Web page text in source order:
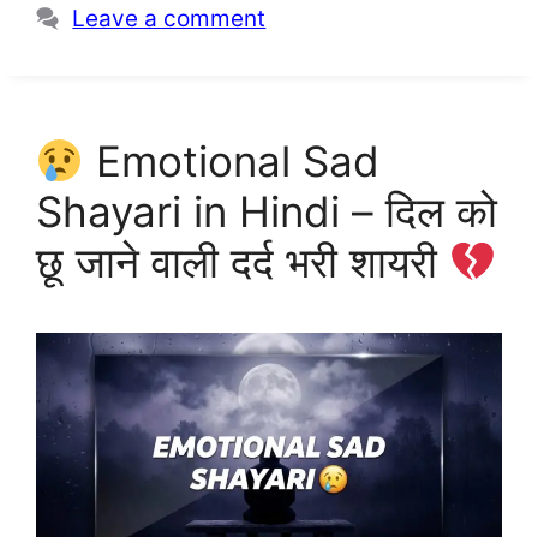
Leave a comment
Emotional Sad
Shayari in Hindi – दिल को
छू जाने वाली दर्द भरी शायरी